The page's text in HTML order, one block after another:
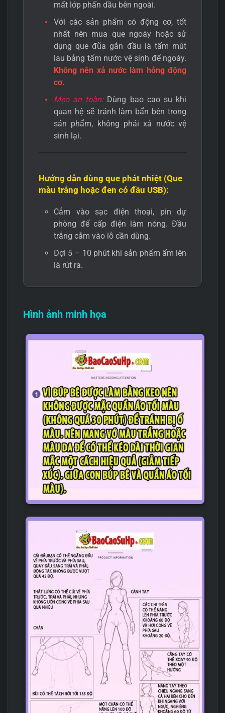
mất lớp phấn dầu bên ngoài.
Với các sản phẩm có động cơ, tốt
nhất nên mua que ngoáy hoặc sử
dụng que đũa gắn đầu là tấm mút
lau bảng tẩm nước vệ sinh để ngoáy.
Không nên xả nước làm hỏng động
cơ.
Mẹo an toàn:Dùng bao cao su khi
quan hệ sẽ tránh làm bẩn bên trong
sản phẩm, không phải xả nước vệ
sinh lại.
Hướng dẫn dùng que phát nhiệt (Que
màu trắng hoặc đen có đầu USB):
Cắm vào sạc điện thoại, pin dự
phòng để cấp điện làm nóng. Đầu
trắng cắm vào lỗ cần dùng.
Đợi 5 – 10 phút khi sản phẩm ấm lên
là rút ra.
Hình ảnh minh họa